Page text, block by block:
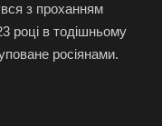
з проханням
році в тодішньому
росіянами.